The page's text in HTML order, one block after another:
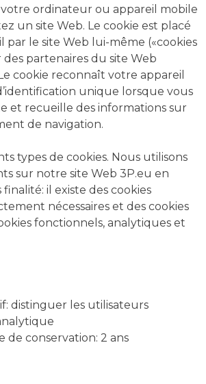
ordinateur ou appareil mobile
un site Web. Le cookie est placé
par le site Web lui-même («cookies
partenaires du site Web
cookie reconnaît votre appareil
unique lorsque vous
et recueille des informations sur
de navigation.
types de cookies. Nous utilisons
sur notre site Web 3P.eu en
il existe des cookies
nécessaires et des cookies
fonctionnels, analytiques et
distinguer les utilisateurs
de conservation: 2 ans